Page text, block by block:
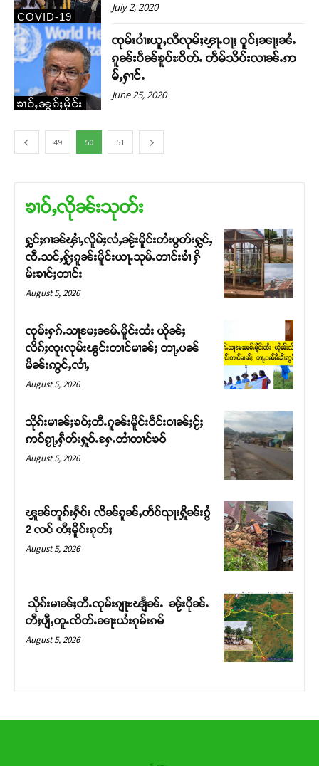
COVID-19
July 2, 2020
ၶၢဝ်ႇၼွၵ်ႈမိူင်း
ၸုမ်းပၢႆးယူႇလီလုမ်ႈၾႃႉဝႃႈ ဝူင်ႈၼႃႈၼႆႉ
ၵူၼ်းပဵၼ်ၶူဝ်ႊဝိတ်ႉ တဵမ်သိပ်းလၢၼ်ႉဢ
မ်ႇႁၢင်ႉ
June 25, 2020
49 50 51
ၶၢဝ်ႇလိုၼ်းသုတ်း
ႁွင်ႈၵၢၼ်ၾၢႆႇလိူမ်ႈလႆႇၼႂ်းမိူင်းတႆးပွတ်းႁွင်ႇ
ၸီႉသင်ႇႁႂ်ႈၵူၼ်းမိူင်းယႃႉသုမ်ႉတၢင်းၶၢႆ ႁိ
မ်းၶၢင်ႈတၢင်း
August 5, 2026
ၸုမ်းႁၵ်ႉသႃမႄႈၼမ်ႉမိူင်းထႆး ယိုၼ်ႈ
လိၵ်ႈၸူးလုမ်းၽွင်းတၢင်မၢၼ်ႈ တႃႇပၼ်
မိၼ်းဢွင်ႇလၢႆႇ
August 5, 2026
သိုၵ်းမၢၼ်ႈၶဝ်ႈတီႉၵူၼ်းမိူင်းဝဵင်းဝၢၼ်ႈငႂ်ႈ
ဢဝ်ၵႂႃႇႁဵတ်းႁူဝ်ႉႁႄႉတၢႆတၢင်ၶဝ်
August 5, 2026
ၾူၼ်တူၵ်းႁႅင်း လိၼ်ၵူၼ်ႇတဵင်ၺႃးႁိူၼ်းၵွႆ
2 လင် တီႈမိူင်းၵုတ်ႈ
August 5, 2026
သိုၵ်းမၢၼ်ႈတီႉၸုမ်းၵျႃႊၽျႅၼ်ႉ ၼႂ်းပိုၼ်ႉ
တီႈပျီႇတူႉၸိတ်ႉၼႃးယႆးၵုမ်းၵမ်
August 5, 2026